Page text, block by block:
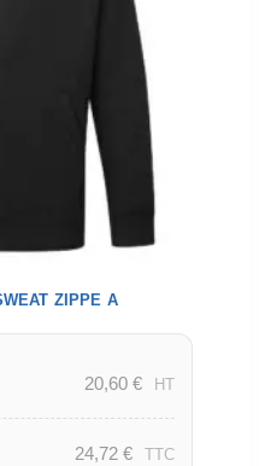
ZIPPE A
20,60 € HT
24,72 € TTC